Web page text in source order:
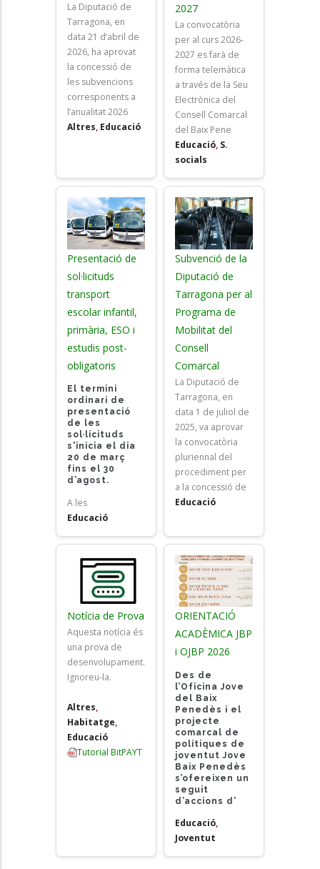
La Diputació de
Tarragona, en
data 21 d’abril de
2026, ha aprovat
la concessió de
les subvencions
corresponents a
l’anualitat 2026
Altres, Educació
2027
La convocatòria
per al curs 2026-
2027 es farà de
forma telemàtica
a través de la Seu
Electrònica del
Consell Comarcal
del Baix Pene
Educació, S.
socials
Presentació de
sol·licituds
transport
escolar infantil,
primària, ESO i
estudis post-
obligatoris
El termini
ordinari de
presentació
de les
sol·licituds
s'inicia el dia
20 de març
fins el 30
d’agost.
A les
Educació
Subvenció de la
Diputació de
Tarragona per al
Programa de
Mobilitat del
Consell
Comarcal
La Diputació de
Tarragona, en
data 1 de juliol de
2025, va aprovar
la convocatòria
pluriennal del
procediment per
a la concessió de
Educació
Notícia de Prova
Aquesta notícia és
una prova de
desenvolupament.
Ignoreu-la.
Altres,
Habitatge,
Educació
Tutorial BitPAYT
ORIENTACIÓ
ACADÈMICA JBP
i OJBP 2026
Des de
l’Oficina Jove
del Baix
Penedès i el
projecte
comarcal de
polítiques de
joventut Jove
Baix Penedès
s’ofereixen un
seguit
d’accions d’
Educació,
Joventut